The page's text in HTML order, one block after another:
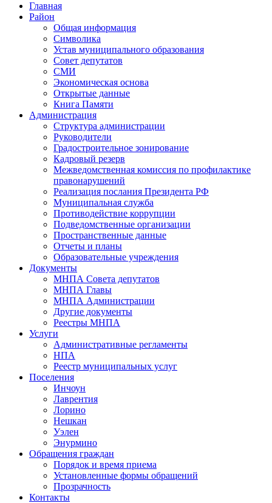
Главная
Район
Общая информация
Символика
Устав муниципального образования
Совет депутатов
СМИ
Экономическая основа
Открытые данные
Книга Памяти
Администрация
Структура администрации
Руководители
Градостроительное зонирование
Кадровый резерв
Межведомственная комиссия по профилактике
правонарушений
Реализация послания Президента РФ
Муниципальная служба
Противодействие коррупции
Подведомственные организации
Пространственные данные
Отчеты и планы
Образовательные учреждения
Документы
МНПА Совета депутатов
МНПА Главы
МНПА Администрации
Другие документы
Реестры МНПА
Услуги
Административные регламенты
НПА
Реестр муниципальных услуг
Поселения
Инчоун
Лаврентия
Лорино
Нешкан
Уэлен
Энурмино
Обращения граждан
Порядок и время приема
Установленные формы обращений
Прозрачность
Контакты